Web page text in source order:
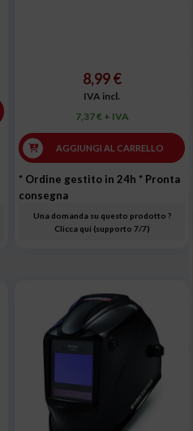
8,99 €
IVA incl.
7,37 € + IVA
AGGIUNGI AL CARRELLO
* Ordine gestito in 24h * Pronta
consegna
Una domanda su questo prodotto ?
Clicca qui (supporto 7/7)